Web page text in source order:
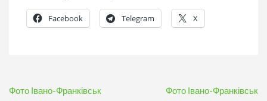
Facebook Telegram X
Навігація
Фото Івано-Франківськ Фото Івано-Франківськ